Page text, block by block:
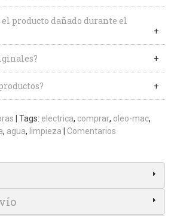
el producto dañado durante el
Tags: electrica comprar oleo-mac
agua limpieza Comentarios